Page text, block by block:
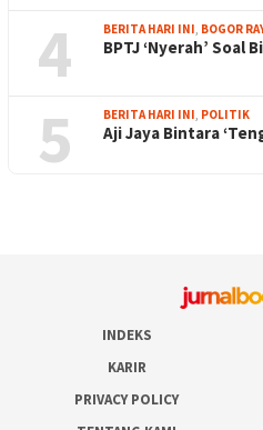
4 BERITA HARI INI, BOGOR
BPTJ ‘Nyerah’ Soal
5 BERITA HARI INI, POLITIK
Aji Jaya Bintara
INDEKS
KARIR
PRIVACY POLICY